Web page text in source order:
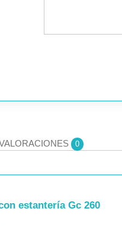
0
estantería Gc 260